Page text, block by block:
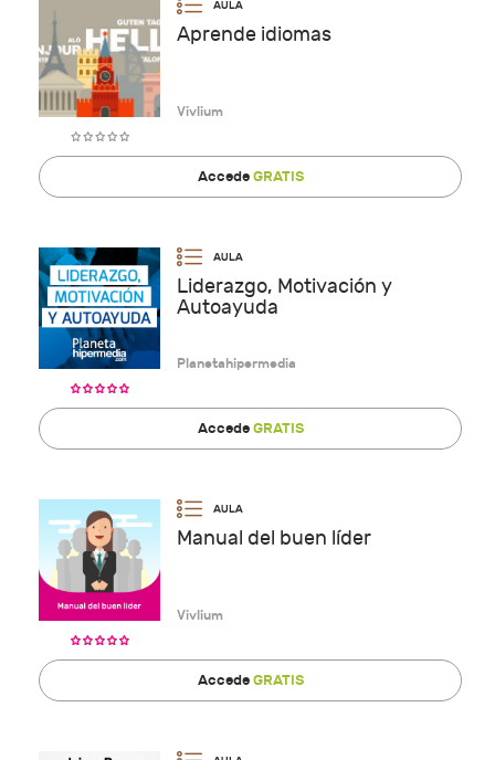
Aprende idiomas
Vivlium
AccedeGRATIS
Liderazgo, Motivación y
Autoayuda
Planetahipermedia
AccedeGRATIS
Manual del buen líder
Vivlium
AccedeGRATIS